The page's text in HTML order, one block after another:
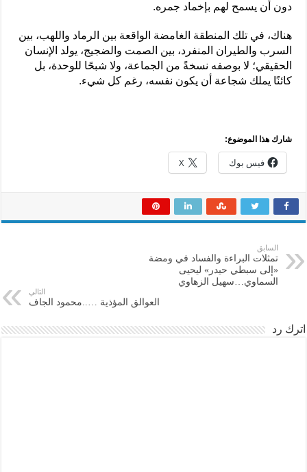
دون أن يسمح لهم بإخماد جمره.
هناك، في تلك المنطقة الغامضة الواقعة بين الرماد واللهب، بين
السرب والطيران المنفرد، بين الصمت والضجيج، يولد الإنسان
الحقيقي؛ لا بوصفه نسخةً من الجماعة، ولا شبحًا للوحدة، بل
كائنًا يملك شجاعة أن يكون نفسه، رغم كل شيء.
شارك هذا الموضوع:
فيس بوك X
السابق
تمثلات البراءة والفساد في ومضة
«إلى سبطي حيدر» ليحيى
السماوي…سهيل الزهاوي
التالي
العوالق المؤذية …..محمود الجاف
اترك رد